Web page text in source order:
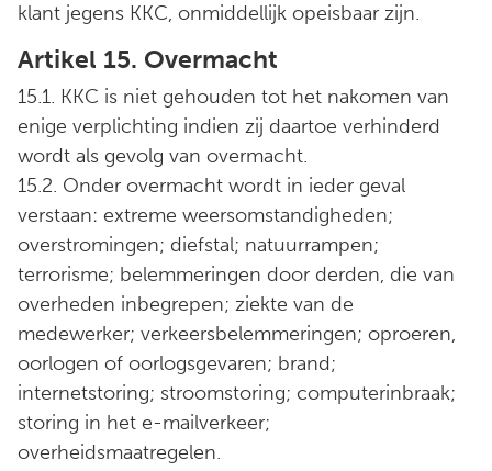
klant jegens KKC, onmiddellijk opeisbaar zijn.
Artikel 15. Overmacht
15.1. KKC is niet gehouden tot het nakomen van
enige verplichting indien zij daartoe verhinderd
wordt als gevolg van overmacht.
15.2. Onder overmacht wordt in ieder geval
verstaan: extreme weersomstandigheden;
overstromingen; diefstal; natuurrampen;
terrorisme; belemmeringen door derden, die van
overheden inbegrepen; ziekte van de
medewerker; verkeersbelemmeringen; oproeren,
oorlogen of oorlogsgevaren; brand;
internetstoring; stroomstoring; computerinbraak;
storing in het e-mailverkeer;
overheidsmaatregelen.